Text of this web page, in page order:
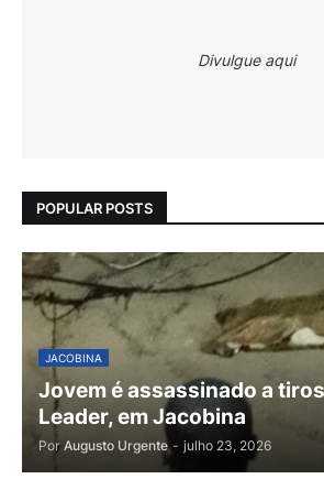
Divulgue aqui
POPULAR POSTS
JACOBINA
Jovem é assassinado a
Leader, em Jacobina
Por Augusto Urgente - julho 23, 2026